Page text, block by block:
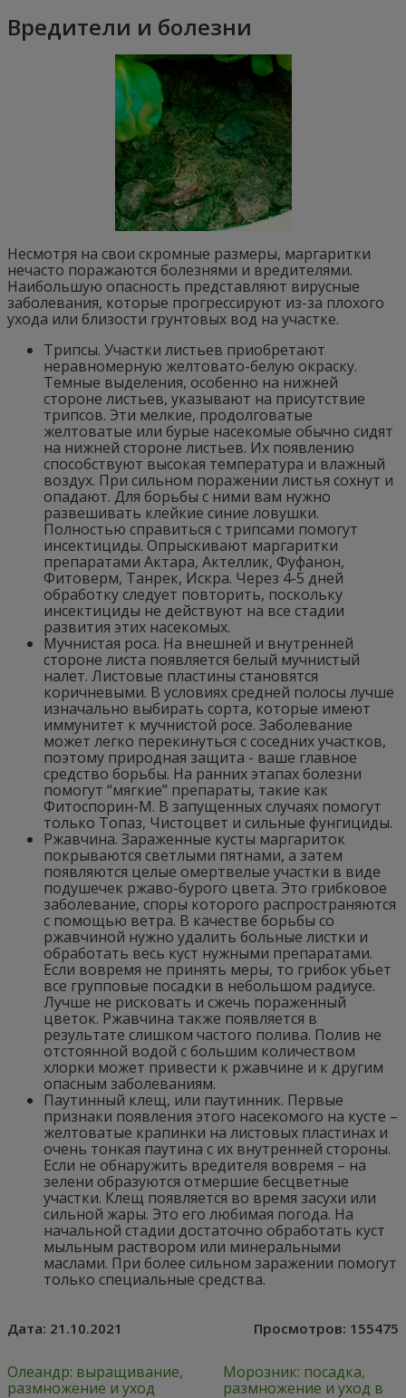
Вредители и болезни
Несмотря на свои скромные размеры, маргаритки
нечасто поражаются болезнями и вредителями.
Наибольшую опасность представляют вирусные
заболевания, которые прогрессируют из-за плохого
ухода или близости грунтовых вод на участке.
Трипсы. Участки листьев приобретают
неравномерную желтовато-белую окраску.
Темные выделения, особенно на нижней
стороне листьев, указывают на присутствие
трипсов. Эти мелкие, продолговатые
желтоватые или бурые насекомые обычно сидят
на нижней стороне листьев. Их появлению
способствуют высокая температура и влажный
воздух. При сильном поражении листья сохнут и
опадают. Для борьбы с ними вам нужно
развешивать клейкие синие ловушки.
Полностью справиться с трипсами помогут
инсектициды. Опрыскивают маргаритки
препаратами Актара, Актеллик, Фуфанон,
Фитоверм, Танрек, Искра. Через 4-5 дней
обработку следует повторить, поскольку
инсектициды не действуют на все стадии
развития этих насекомых.
Мучнистая роса. На внешней и внутренней
стороне листа появляется белый мучнистый
налет. Листовые пластины становятся
коричневыми. В условиях средней полосы лучше
изначально выбирать сорта, которые имеют
иммунитет к мучнистой росе. Заболевание
может легко перекинуться с соседних участков,
поэтому природная защита - ваше главное
средство борьбы. На ранних этапах болезни
помогут “мягкие” препараты, такие как
Фитоспорин-М. В запущенных случаях помогут
только Топаз, Чистоцвет и сильные фунгициды.
Ржавчина. Зараженные кусты маргариток
покрываются светлыми пятнами, а затем
появляются целые омертвелые участки в виде
подушечек ржаво-бурого цвета. Это грибковое
заболевание, споры которого распространяются
с помощью ветра. В качестве борьбы со
ржавчиной нужно удалить больные листки и
обработать весь куст нужными препаратами.
Если вовремя не принять меры, то грибок убьет
все групповые посадки в небольшом радиусе.
Лучше не рисковать и сжечь пораженный
цветок. Ржавчина также появляется в
результате слишком частого полива. Полив не
отстоянной водой с большим количеством
хлорки может привести к ржавчине и к другим
опасным заболеваниям.
Паутинный клещ, или паутинник. Первые
признаки появления этого насекомого на кусте –
желтоватые крапинки на листовых пластинах и
очень тонкая паутина с их внутренней стороны.
Если не обнаружить вредителя вовремя – на
зелени образуются отмершие бесцветные
участки. Клещ появляется во время засухи или
сильной жары. Это его любимая погода. На
начальной стадии достаточно обработать куст
мыльным раствором или минеральными
маслами. При более сильном заражении помогут
только специальные средства.
Дата: 21.10.2021 Просмотров: 155475
Олеандр: выращивание,
размножение и уход
Морозник: посадка,
размножение и уход в